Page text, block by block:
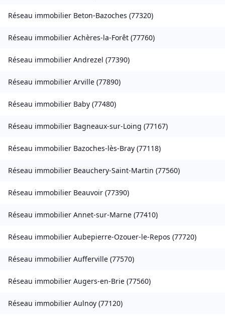
Réseau immobilier Beton-Bazoches (77320)
Réseau immobilier Achères-la-Forêt (77760)
Réseau immobilier Andrezel (77390)
Réseau immobilier Arville (77890)
Réseau immobilier Baby (77480)
Réseau immobilier Bagneaux-sur-Loing (77167)
Réseau immobilier Bazoches-lès-Bray (77118)
Réseau immobilier Beauchery-Saint-Martin (77560)
Réseau immobilier Beauvoir (77390)
Réseau immobilier Annet-sur-Marne (77410)
Réseau immobilier Aubepierre-Ozouer-le-Repos (77720)
Réseau immobilier Aufferville (77570)
Réseau immobilier Augers-en-Brie (77560)
Réseau immobilier Aulnoy (77120)